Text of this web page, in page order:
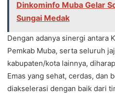
Dinkominfo Muba Gelar
Sungai Medak
Dengan adanya sinergi antara
Pemkab Muba, serta seluruh
kabupaten/kota lainnya,
Emas yang sehat, cerdas, dan
diakselerasi dengan baik dari